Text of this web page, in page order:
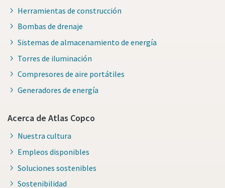
Herramientas de construcción
Bombas de drenaje
Sistemas de almacenamiento de energía
Torres de iluminación
Compresores de aire portátiles
Generadores de energía
Acerca de Atlas Copco
Nuestra cultura
Empleos disponibles
Soluciones sostenibles
Sostenibilidad